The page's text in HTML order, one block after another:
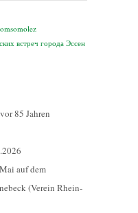
встреч города Эссен
85 Jahren
auf dem
(Verein Rhein-